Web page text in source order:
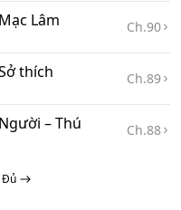
của ngài sĩ quan muốn
đủ ngoại truyện cùng
cho tác phẩm. Mời các
Lâm Ch.90
thích Ch.89
– Thú Ch.88
Đủ